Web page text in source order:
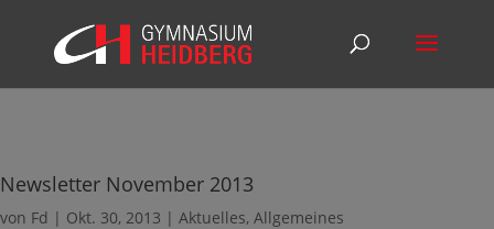
Newsletter November 2013
von Fd | Okt. 30, 2013 | Aktuelles, Allgemeines